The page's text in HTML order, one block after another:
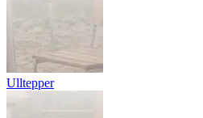
Ulltepper